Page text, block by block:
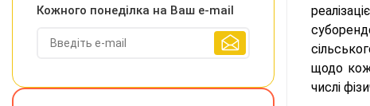
щодо
числі
Кожного понеділка на Ваш e-mail